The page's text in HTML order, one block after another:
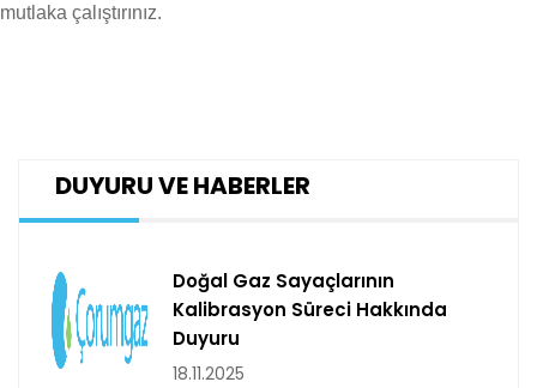
mutlaka çalıştırınız.
DUYURU VE HABERLER
Doğal Gaz Sayaçlarının
Kalibrasyon Süreci Hakkında
Duyuru
18.11.2025